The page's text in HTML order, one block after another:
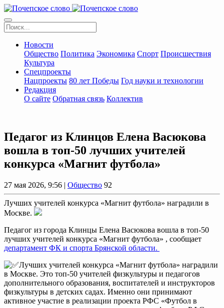
Новости
Общество Политика Экономика Спорт Происшествия
Культура
Спецпроекты
Нацпроекты 80 лет Победы Год науки и технологии
Редакция
О сайте Обратная связь Коллектив
Педагог из Клинцов Елена Васюкова
вошла в топ-50 лучших учителей
конкурса «Магнит футбола»
27 мая 2026, 9:56 | Общество 92
Лучших учителей конкурса «Магнит футбола» наградили в
Москве.
Педагог из города Клинцы Елена Васюкова вошла в топ-50
лучших учителей конкурса «Магнит футбола» , сообщает
департамент ФК и спорта Брянской области.
Лучших учителей конкурса «Магнит футбола» наградили
в Москве. Это топ-50 учителей физкультуры и педагогов
дополнительного образования, воспитателей и инструкторов
физкультуры в детских садах. Именно они принимают
активное участие в реализации проекта РФС «Футбол в